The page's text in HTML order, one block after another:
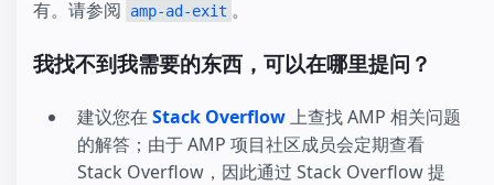
有。请参阅 amp-ad-exit 。
我找不到我需要的东西，可以在哪里提问？
建议您在 Stack Overflow上查找 AMP 相关问题
的解答；由于 AMP 项目社区成员会定期查看
Stack Overflow，因此通过 Stack Overflow 提